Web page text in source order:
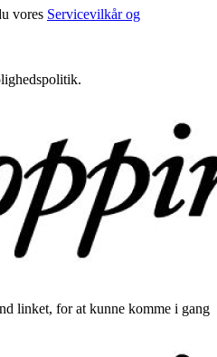
vores Servicevilkår og
linket, for at kunne komme i gang